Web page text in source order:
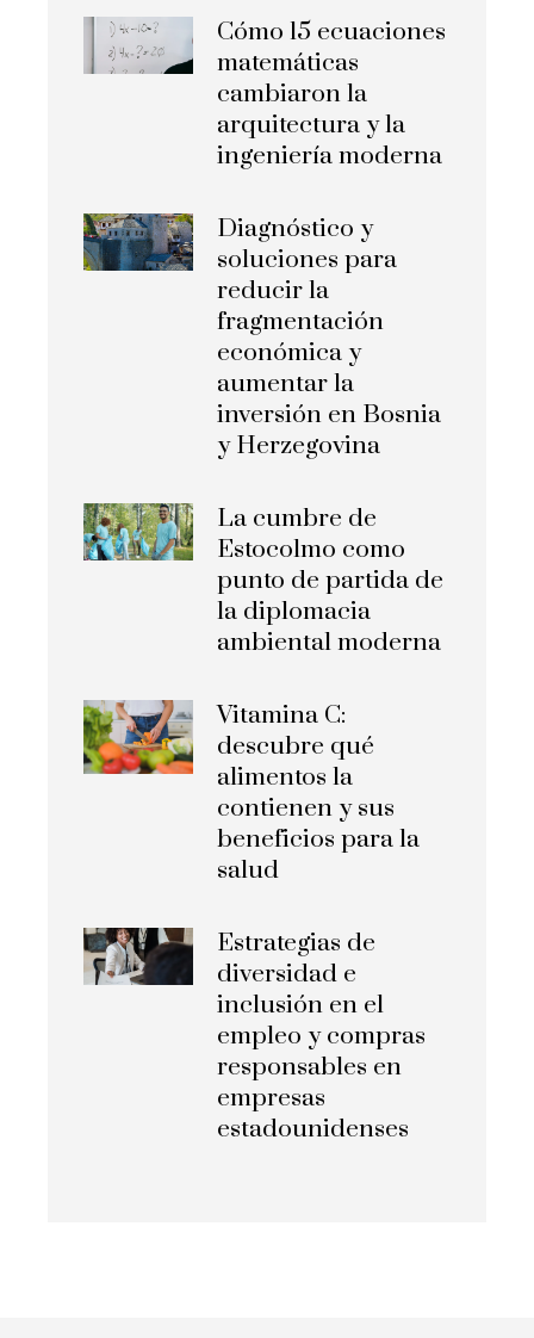
Cómo 15 ecuaciones
matemáticas
cambiaron la
arquitectura y la
ingeniería moderna
Diagnóstico y
soluciones para
reducir la
fragmentación
económica y
aumentar la
inversión en Bosnia
y Herzegovina
La cumbre de
Estocolmo como
punto de partida de
la diplomacia
ambiental moderna
Vitamina C:
descubre qué
alimentos la
contienen y sus
beneficios para la
salud
Estrategias de
diversidad e
inclusión en el
empleo y compras
responsables en
empresas
estadounidenses